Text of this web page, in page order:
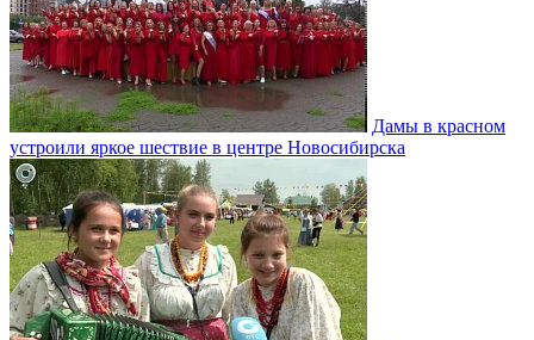
Дамы в красном
устроили яркое шествие в центре Новосибирска